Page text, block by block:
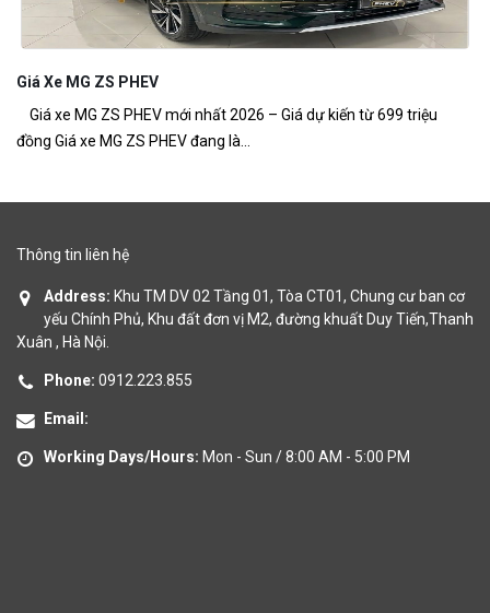
Giá Xe MG ZS PHEV
Giá xe MG ZS PHEV mới nhất 2026 – Giá dự kiến từ 699 triệu
đồng Giá xe MG ZS PHEV đang là...
Thông tin liên hệ
Address: Khu TM DV 02 Tầng 01, Tòa CT01, Chung cư ban cơ
yếu Chính Phủ, Khu đất đơn vị M2, đường khuất Duy Tiến,Thanh
Xuân , Hà Nội.
Phone: 0912.223.855
Email:
Working Days/Hours: Mon - Sun / 8:00 AM - 5:00 PM